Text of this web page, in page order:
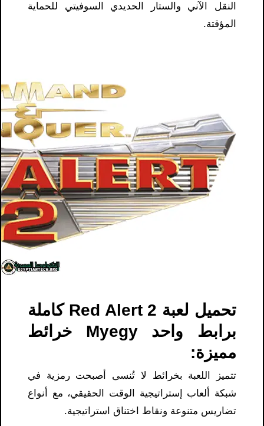
النقل الآني والستار الحديدي السوفيتي للحماية
المؤقتة.
تحميل لعبة Red Alert 2 كاملة
برابط واحد Myegy خرائط
مميزة:
تتميز اللعبة بخرائط لا تُنسى أصبحت رمزية في
شبكة ألعاب إستراتيجية الوقت الحقيقي، مع أنواع
تضاريس متنوعة ونقاط اختناق استراتيجية.